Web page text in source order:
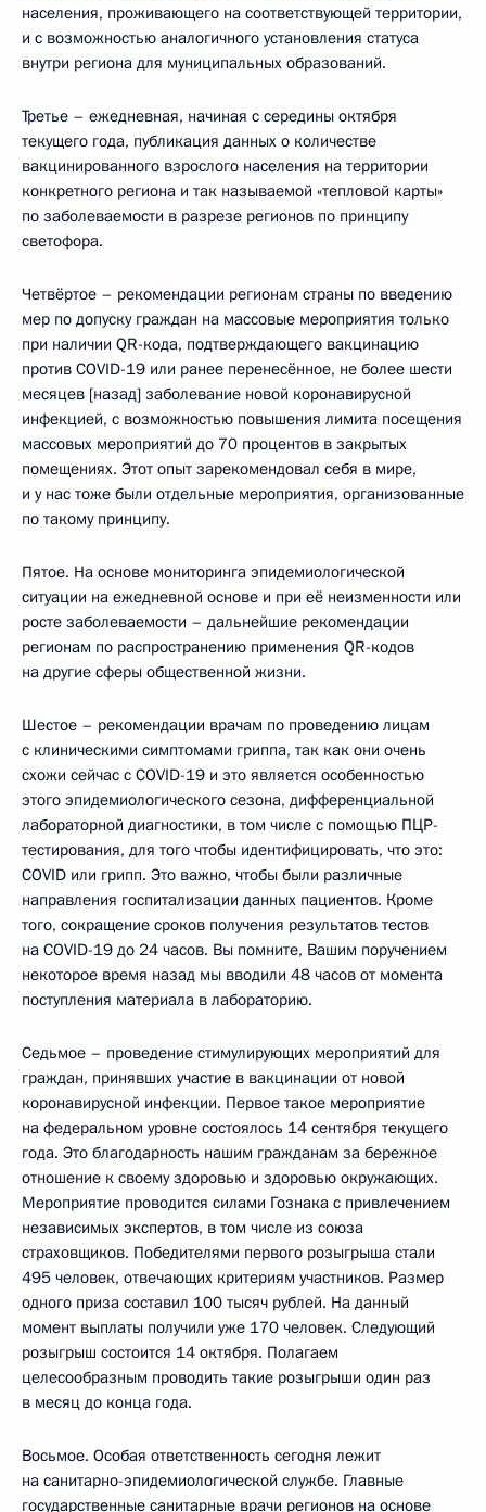
населения, проживающего на соответствующей территории,
и с возможностью аналогичного установления статуса
внутри региона для муниципальных образований.
Третье – ежедневная, начиная с середины октября
текущего года, публикация данных о количестве
вакцинированного взрослого населения на территории
конкретного региона и так называемой «тепловой карты»
по заболеваемости в разрезе регионов по принципу
светофора.
Четвёртое – рекомендации регионам страны по введению
мер по допуску граждан на массовые мероприятия только
при наличии QR-кода, подтверждающего вакцинацию
против COVID-19 или ранее перенесённое, не более шести
месяцев [назад] заболевание новой коронавирусной
инфекцией, с возможностью повышения лимита посещения
массовых мероприятий до 70 процентов в закрытых
помещениях. Этот опыт зарекомендовал себя в мире,
и у нас тоже были отдельные мероприятия, организованные
по такому принципу.
Пятое. На основе мониторинга эпидемиологической
ситуации на ежедневной основе и при её неизменности или
росте заболеваемости – дальнейшие рекомендации
регионам по распространению применения QR-кодов
на другие сферы общественной жизни.
Шестое – рекомендации врачам по проведению лицам
с клиническими симптомами гриппа, так как они очень
схожи сейчас с COVID-19 и это является особенностью
этого эпидемиологического сезона, дифференциальной
лабораторной диагностики, в том числе с помощью ПЦР-
тестирования, для того чтобы идентифицировать, что это:
COVID или грипп. Это важно, чтобы были различные
направления госпитализации данных пациентов. Кроме
того, сокращение сроков получения результатов тестов
на COVID-19 до 24 часов. Вы помните, Вашим поручением
некоторое время назад мы вводили 48 часов от момента
поступления материала в лабораторию.
Седьмое – проведение стимулирующих мероприятий для
граждан, принявших участие в вакцинации от новой
коронавирусной инфекции. Первое такое мероприятие
на федеральном уровне состоялось 14 сентября текущего
года. Это благодарность нашим гражданам за бережное
отношение к своему здоровью и здоровью окружающих.
Мероприятие проводится силами Гознака с привлечением
независимых экспертов, в том числе из союза
страховщиков. Победителями первого розыгрыша стали
495 человек, отвечающих критериям участников. Размер
одного приза составил 100 тысяч рублей. На данный
момент выплаты получили уже 170 человек. Следующий
розыгрыш состоится 14 октября. Полагаем
целесообразным проводить такие розыгрыши один раз
в месяц до конца года.
Восьмое. Особая ответственность сегодня лежит
на санитарно-эпидемиологической службе. Главные
государственные санитарные врачи регионов на основе